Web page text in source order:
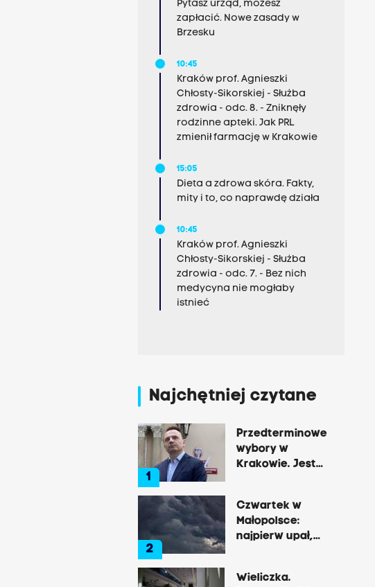
Pytasz urząd, możesz
zapłacić. Nowe zasady w
Brzesku
10:45
Kraków prof. Agnieszki
Chłosty-Sikorskiej - Służba
zdrowia - odc. 8. - Zniknęły
rodzinne apteki. Jak PRL
zmienił farmację w Krakowie
15:05
Dieta a zdrowa skóra. Fakty,
mity i to, co naprawdę działa
10:45
Kraków prof. Agnieszki
Chłosty-Sikorskiej - Służba
zdrowia - odc. 7. - Bez nich
medycyna nie mogłaby
istnieć
Najchętniej czytane
1
Przedterminowe
wybory w
Krakowie. Jest
2
Czwartek w
Małopolsce:
najpierw upał,
Wieliczka.